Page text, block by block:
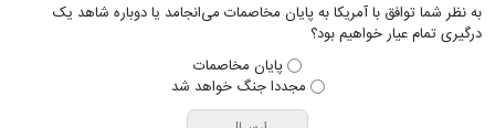
به نظر شما توافق با آمریکا به پایان مخاصمات می‌انجامد یا دوباره شاهد یک
درگیری تمام عیار خواهیم بود؟
پایان مخاصمات
مجددا جنگ خواهد شد